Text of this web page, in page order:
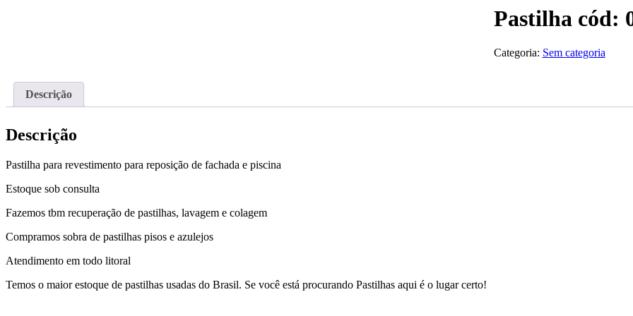
Pastilha cód:
Categoria: Sem categoria
Descrição
Descrição
Pastilha para revestimento para reposição de fachada e piscina
Estoque sob consulta
Fazemos tbm recuperação de pastilhas, lavagem e colagem
Compramos sobra de pastilhas pisos e azulejos
Atendimento em todo litoral
Temos o maior estoque de pastilhas usadas do Brasil. Se você está procurando Pastilhas aqui é o lugar certo!